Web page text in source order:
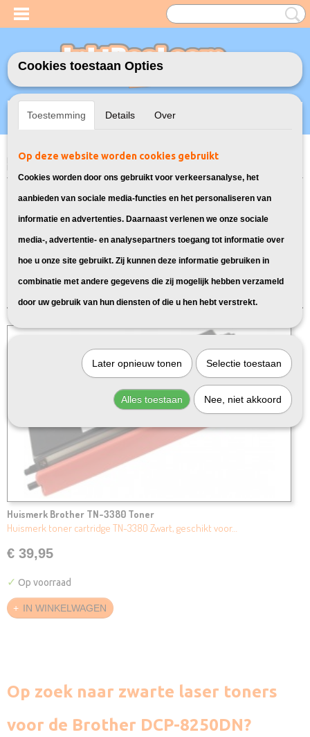
Inloggen Registreren
UW WINKELWAGEN
Home>Toners>TN-3380 Toner cartridge voor Brother
Bekijk toners geschikt voor Brother
DCP-8250DN:
Huismerk Brother TN-3380 Toner
Huismerk toner cartridge TN-3380 Zwart, geschikt voor…
€ 39,95
✓ Op voorraad
IN WINKELWAGEN
Op zoek naar zwarte laser toners
voor de Brother DCP-8250DN?
Cookies toestaan Opties
Toestemming Details Over
Op deze website worden cookies gebruikt
Cookies worden door ons gebruikt voor verkeersanalyse, het
aanbieden van sociale media-functies en het personaliseren van
informatie en advertenties. Daarnaast verlenen we onze sociale
media-, advertentie- en analysepartners toegang tot informatie over
hoe u onze site gebruikt. Zij kunnen deze informatie gebruiken in
combinatie met andere gegevens die zij mogelijk hebben verzameld
door uw gebruik van hun diensten of die u hen hebt verstrekt.
Later opnieuw tonen Selectie toestaan
Alles toestaan Nee, niet akkoord